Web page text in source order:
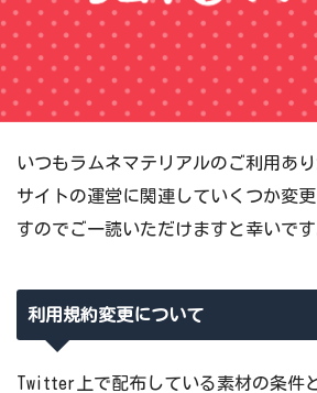
いつもラムネマテリアルのご利用あ
サイトの運営に関連していくつか変
すのでご一読いただけますと幸いです
利用規約変更について
Twitter上で配布している素材の条件